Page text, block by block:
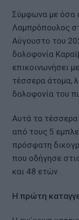
Σύμφωνα με όσα
Λαμπρόπουλος
Αύγουστο του
δολοφονία
επικοινωνήσει
τέσσερα άτομα,
δολοφονία του
Αυτά τα τέσσερα
από τους 5
πρόσφατη
που οδήγησε
και 48 ετών.
Η πρώτη